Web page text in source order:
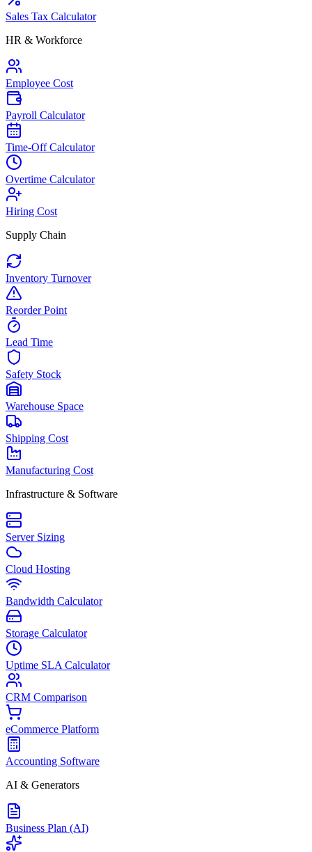
Sales Tax Calculator
HR & Workforce
Employee Cost
Payroll Calculator
Time-Off Calculator
Overtime Calculator
Hiring Cost
Supply Chain
Inventory Turnover
Reorder Point
Lead Time
Safety Stock
Warehouse Space
Shipping Cost
Manufacturing Cost
Infrastructure & Software
Server Sizing
Cloud Hosting
Bandwidth Calculator
Storage Calculator
Uptime SLA Calculator
CRM Comparison
eCommerce Platform
Accounting Software
AI & Generators
Business Plan (AI)